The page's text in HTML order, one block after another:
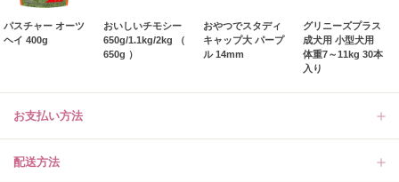
パスチャー オーツ
ヘイ 400g
おいしいチモシー
650g/1.1kg/2kg （
650g ）
おやつでスタディ
キャップ大 パープ
ル 14mm
グリニーズプラス
成犬用 小型犬用
体重7～11kg 30本
入り
お支払い方法
配送方法